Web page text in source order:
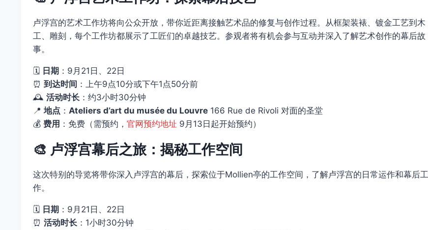
卢浮宫的艺术工作坊将向公众开放，带你近距离接触艺术品的修复与创作过程。从框架装裱、镀金工艺到木
工、雕刻，每个工作坊都展示了工匠们的卓越技艺。参观者将有机会参与互动并深入了解艺术创作的幕后故
事。
🗓️ 日期 ：9月21日、22日
⏰ 到达时间 ：上午9点10分或下午1点50分前
🕰️ 活动时长 ：约3小时30分钟
📍 地点 ： Ateliers d’art du musée du Louvre 166 Rue de Rivoli 对面的圣堂
💰 费用 ：免费（需预约， 官网预约地址 9月13日起开始预约）
🎨 卢浮宫幕后之旅：揭秘工作空间
这次特别的导览将带你深入卢浮宫的幕后，探索位于Mollien亭的工作空间，了解卢浮宫的日常运作和幕后工
作。
🗓️ 日期 ：9月21日、22日
⏰ 活动时长 ：1小时30分钟